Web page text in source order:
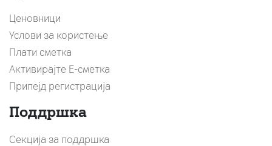
Ценовници
Услови за користење
Плати сметка
Активирајте Е-сметка
Припејд регистрација
Поддршка
Секција за поддршка